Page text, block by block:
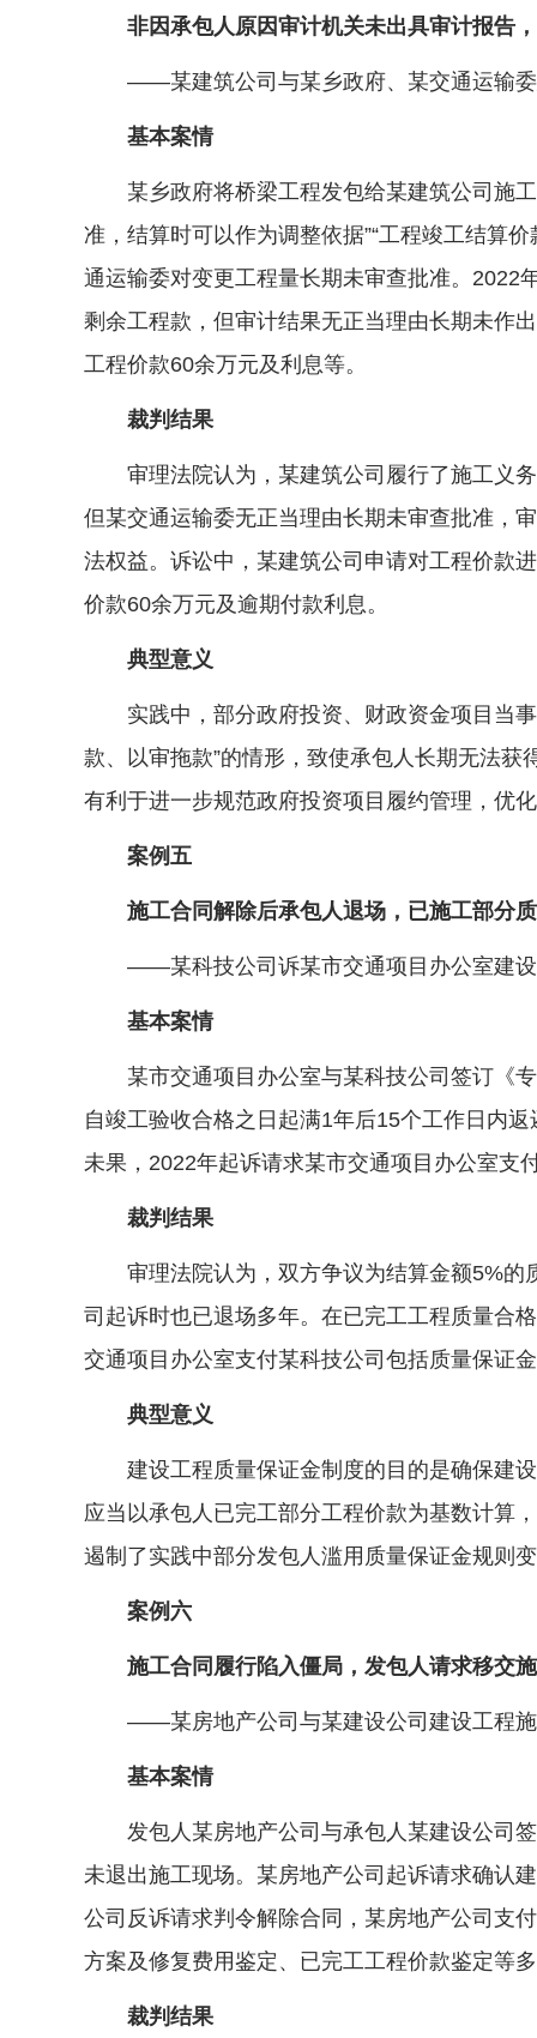
非因承包人原因审计机关未出具审计报告，
——某建筑公司与某乡政府、某交通运输委
基本案情
某乡政府将桥梁工程发包给某建筑公司施工
准，结算时可以作为调整依据”“工程竣工结算
通运输委对变更工程量长期未审查批准。2022
剩余工程款，但审计结果无正当理由长期未作
工程价款60余万元及利息等。
裁判结果
审理法院认为，某建筑公司履行了施工义务
但某交通运输委无正当理由长期未审查批准，
法权益。诉讼中，某建筑公司申请对工程价款
价款60余万元及逾期付款利息。
典型意义
实践中，部分政府投资、财政资金项目当事
款、以审拖款”的情形，致使承包人长期无法
有利于进一步规范政府投资项目履约管理，优
案例五
施工合同解除后承包人退场，已施工部分质
——某科技公司诉某市交通项目办公室建设
基本案情
某市交通项目办公室与某科技公司签订《专
自竣工验收合格之日起满1年后15个工作日内
未果，2022年起诉请求某市交通项目办公室支
裁判结果
审理法院认为，双方争议为结算金额5%的
司起诉时也已退场多年。在已完工工程质量合
交通项目办公室支付某科技公司包括质量保证
典型意义
建设工程质量保证金制度的目的是确保建设
应当以承包人已完工部分工程价款为基数计算
遏制了实践中部分发包人滥用质量保证金规则
案例六
施工合同履行陷入僵局，发包人请求移交施
——某房地产公司与某建设公司建设工程施
基本案情
发包人某房地产公司与承包人某建设公司签
未退出施工现场。某房地产公司起诉请求确认
公司反诉请求判令解除合同，某房地产公司支
方案及修复费用鉴定、已完工工程价款鉴定等
裁判结果